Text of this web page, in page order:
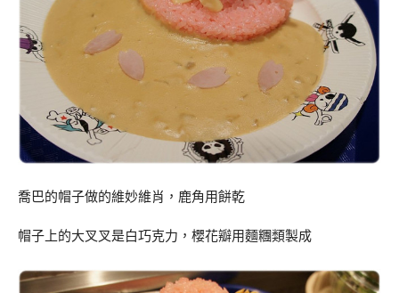
喬巴的帽子做的維妙維肖，鹿角用餅乾
帽子上的大叉叉是白巧克力，櫻花瓣用麵糰類製成